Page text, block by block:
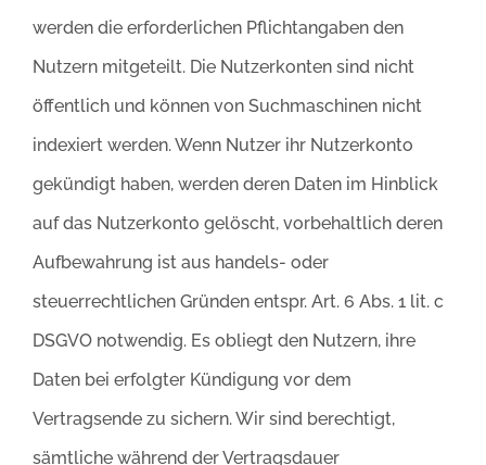
werden die erforderlichen Pflichtangaben den
Nutzern mitgeteilt. Die Nutzerkonten sind nicht
öffentlich und können von Suchmaschinen nicht
indexiert werden. Wenn Nutzer ihr Nutzerkonto
gekündigt haben, werden deren Daten im Hinblick
auf das Nutzerkonto gelöscht, vorbehaltlich deren
Aufbewahrung ist aus handels- oder
steuerrechtlichen Gründen entspr. Art. 6 Abs. 1 lit. c
DSGVO notwendig. Es obliegt den Nutzern, ihre
Daten bei erfolgter Kündigung vor dem
Vertragsende zu sichern. Wir sind berechtigt,
sämtliche während der Vertragsdauer